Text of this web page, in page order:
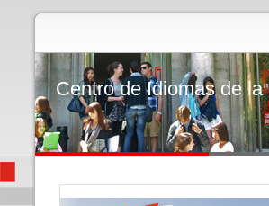
Centro de Idiomas de la